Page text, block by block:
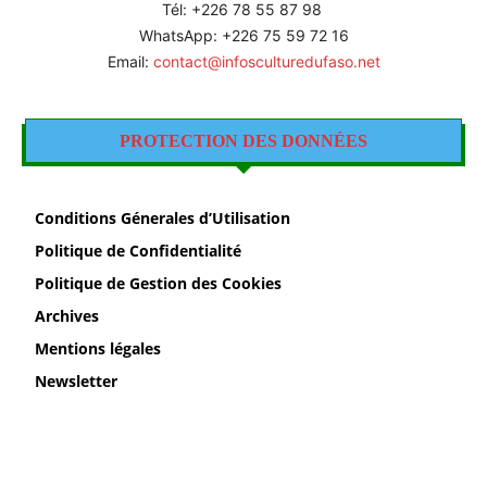
Tél: +226 78 55 87 98
WhatsApp: +226 75 59 72 16
Email: contact@infosculturedufaso.net
PROTECTION DES DONNÉES
Conditions Génerales d’Utilisation
Politique de Confidentialité
Politique de Gestion des Cookies
Archives
Mentions légales
Newsletter